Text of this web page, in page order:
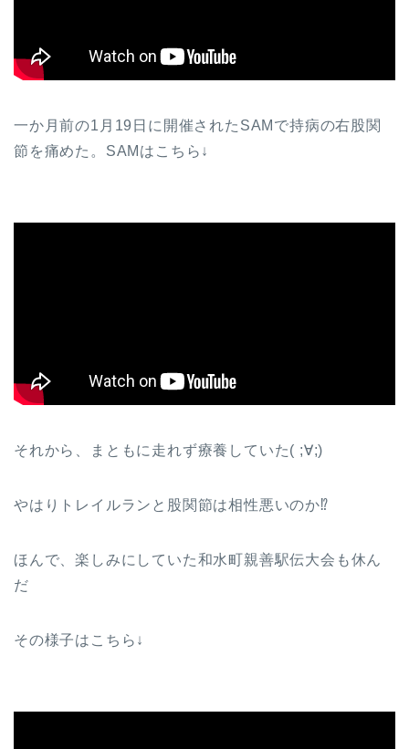
一か月前の1月19日に開催されたSAMで持病の右股関
節を痛めた。SAMはこちら↓
それから、まともに走れず療養していた( ;∀;)
やはりトレイルランと股関節は相性悪いのか⁉
ほんで、楽しみにしていた和水町親善駅伝大会も休ん
だ
その様子はこちら↓